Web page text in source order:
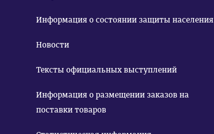
Информация о состоянии защиты населения
Новости
Тексты официальных выступлений
Информация о размещении заказов на
поставки товаров